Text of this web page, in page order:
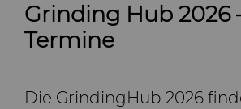
Grinding Hub 2026
Termine
Die GrindingHub 2026